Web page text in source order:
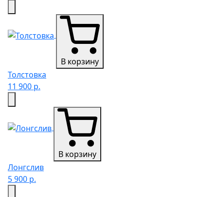
В корзину
Толстовка
11 900 р.
В корзину
Лонгслив
5 900 р.